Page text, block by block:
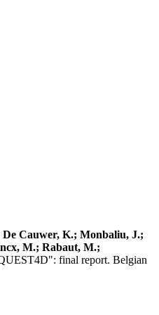
De Cauwer, K.; Monbaliu, J.;
M.; Rabaut, M.;
final report. Belgian